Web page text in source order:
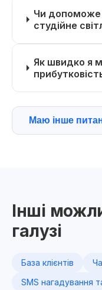
Чи допоможе
студійне
Як швидко я
Маю інше
Інші
галузі
База клієнтів
SMS нагадування